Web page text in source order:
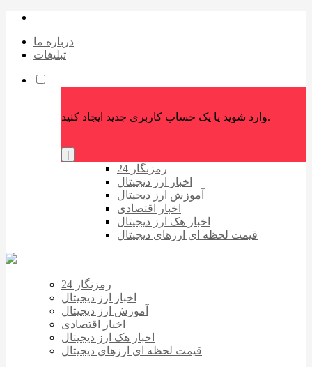
درباره ما
تبلیغات
وارد شوید یا یک حساب کاربری جدید ایجاد کنید.
رمزنگار 24
اخبار ارز دیجیتال
آموزش ارز دیجیتال
اخبار اقتصادی
اخبار هک ارز دیجیتال
قیمت لحظه ای ارزهای دیجیتال
رمزنگار 24
اخبار ارز دیجیتال
آموزش ارز دیجیتال
اخبار اقتصادی
اخبار هک ارز دیجیتال
قیمت لحظه ای ارزهای دیجیتال